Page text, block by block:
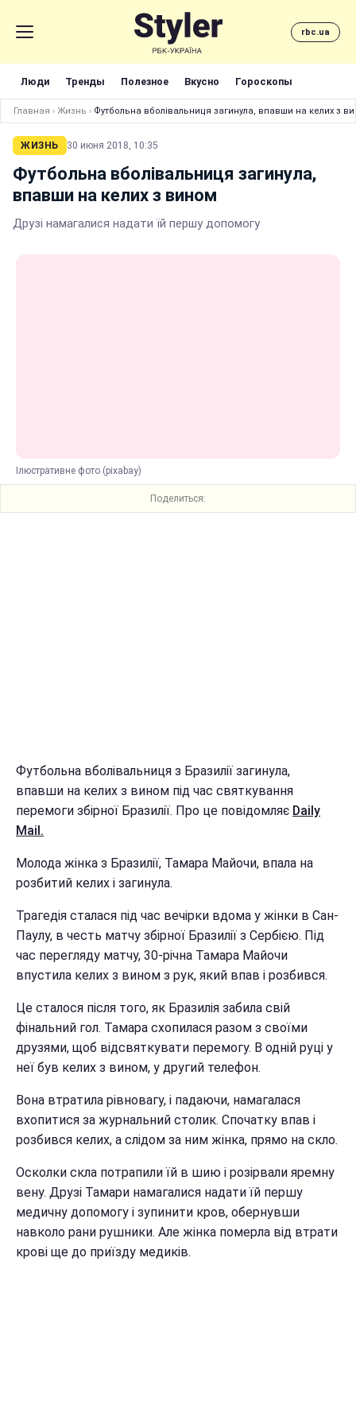
rbc.ua
Люди Тренды Полезное Вкусно Гороскопы
Главная › Жизнь › Футбольна вболівальниця загинула, впавши на келих з
ЖИЗНЬ 30 июня 2018, 10:35
Футбольна вболівальниця загинула,
впавши на келих з вином
Друзі намагалися надати їй першу допомогу
Ілюстративне фото (pixabay)
Поделиться:
Футбольна вболівальниця з Бразилії загинула,
впавши на келих з вином під час святкування
перемоги збірної Бразилії. Про це повідомляє Daily
Mail.
Молода жінка з Бразилії, Тамара Майочи, впала на
розбитий келих і загинула.
Трагедія сталася під час вечірки вдома у жінки в Сан-
Паулу, в честь матчу збірної Бразилії з Сербією. Під
час перегляду матчу, 30-річна Тамара Майочи
впустила келих з вином з рук, який впав і розбився.
Це сталося після того, як Бразилія забила свій
фінальний гол. Тамара схопилася разом з своїми
друзями, щоб відсвяткувати перемогу. В одній руці у
неї був келих з вином, у другий телефон.
Вона втратила рівновагу, і падаючи, намагалася
вхопитися за журнальний столик. Спочатку впав і
розбився келих, а слідом за ним жінка, прямо на скло.
Осколки скла потрапили їй в шию і розірвали яремну
вену. Друзі Тамари намагалися надати їй першу
медичну допомогу і зупинити кров, обернувши
навколо рани рушники. Але жінка померла від втрати
крові ще до приїзду медиків.